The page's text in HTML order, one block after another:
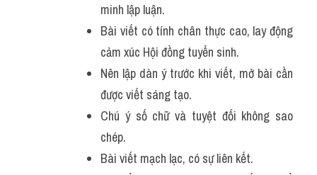
minh lập luận.
Bài viết có tính chân thực cao, lay động
cảm xúc Hội đồng tuyển sinh.
Nên lập dàn ý trước khi viết, mở bài cần
được viết sáng tạo.
Chú ý số chữ và tuyệt đối không sao
chép.
Bài viết mạch lạc, có sự liên kết.